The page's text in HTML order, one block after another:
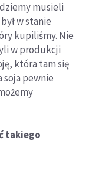
musieli
w stanie
kupiliśmy. Nie
w produkcji
która tam się
soja pewnie
takiego